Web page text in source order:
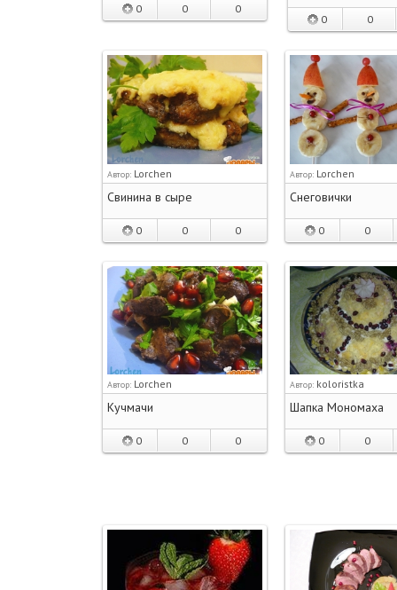
0 0 0
0 0
Автор: Lorchen
Свинина в сыре
0 0 0
Автор: Lorchen
Снеговички
0 0
Автор: Lorchen
Кучмачи
0 0 0
Автор: koloristka
Шапка Мономаха
0 0